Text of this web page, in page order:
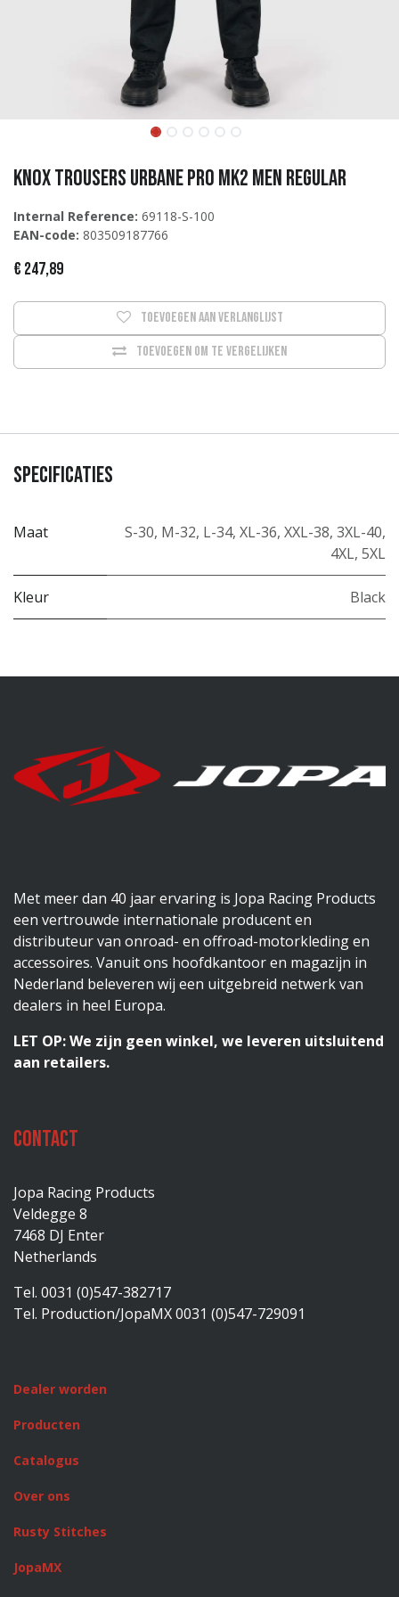
KNOX Trousers Urbane Pro MK2 Men REGULAR
Internal Reference: 69118-S-100
EAN-code: 803509187766
€ 247,89
Toevoegen om te vergelijken
Toevoegen aan verlanglijst
Specificaties
Maat S-30, M-32, L-34, XL-36, XXL-38, 3XL-40,
4XL, 5XL
Kleur Black
Met meer dan 40 jaar ervaring is Jopa Racing Products
een vertrouwde internationale producent en
distributeur van onroad- en offroad-motorkleding en
accessoires. Vanuit ons hoofdkantoor en magazijn in
Nederland beleveren wij een uitgebreid netwerk van
dealers in heel Europa.
LET OP: We zijn geen winkel, we leveren uitsluitend
aan retailers.
Contact
Jopa Racing Products
Veldegge 8
7468 DJ Enter
Netherlands
Tel. 0031 (0)547-382717
Tel. Production/JopaMX 0031 (0)547-729091
Dealer worden
Producten
Catalogus
Over ons
Rusty Stitches
JopaMX